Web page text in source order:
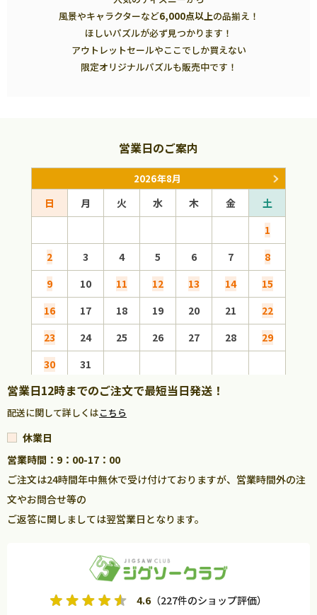
風景やキャラクターなど6,000点以上の品揃え！
ほしいパズルが必ず見つかります！
アウトレットセールやここでしか買えない
限定オリジナルパズルも販売中です！
営業日のご案内
2026年8月
日 月 火 水 木 金
土
1
2
3 4 5 6 7
8
9
10 11 12 13 14
15
16
17 18 19 20 21
22
23
24 25 26 27 28
29
30
31
営業日12時までのご注文で最短当日発送！
配送に関して詳しくはこちら
休業日
営業時間：9：00-17：00
ご注文は24時間年中無休で受け付けておりますが、営業時間外の注
文やお問合せ等の
ご返答に関しましては翌営業日となります。
4.6 （227件のショップ評価）